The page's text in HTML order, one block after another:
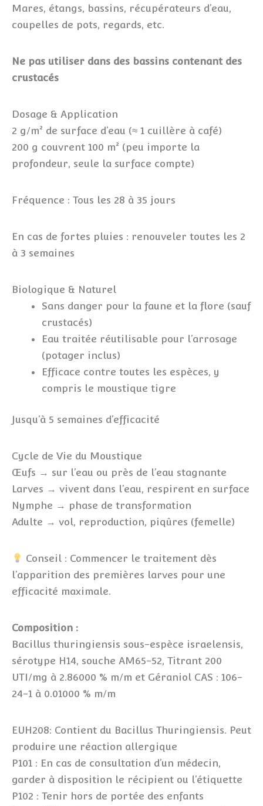
Mares, étangs, bassins, récupérateurs d’eau,
coupelles de pots, regards, etc.
Ne pas utiliser dans des bassins contenant des
crustacés
Dosage & Application
2 g/m² de surface d’eau (≈ 1 cuillère à café)
200 g couvrent 100 m² (peu importe la
profondeur, seule la surface compte)
Fréquence : Tous les 28 à 35 jours
En cas de fortes pluies : renouveler toutes les 2
à 3 semaines
Biologique & Naturel
Sans danger pour la faune et la flore (sauf
crustacés)
Eau traitée réutilisable pour l’arrosage
(potager inclus)
Efficace contre toutes les espèces, y
compris le moustique tigre
Jusqu’à 5 semaines d’efficacité
Cycle de Vie du Moustique
Œufs → sur l’eau ou près de l’eau stagnante
Larves → vivent dans l’eau, respirent en surface
Nymphe → phase de transformation
Adulte → vol, reproduction, piqûres (femelle)
Conseil : Commencer le traitement dès
l’apparition des premières larves pour une
efficacité maximale.
Composition :
Bacillus thuringiensis sous-espèce israelensis,
sérotype H14, souche AM65-52, Titrant 200
UTI/mg à 2.86000 % m/m et Géraniol CAS : 106-
24-1 à 0.01000 % m/m
EUH208: Contient du Bacillus Thuringiensis. Peut
produire une réaction allergique
P101 : En cas de consultation d’un médecin,
garder à disposition le récipient ou l’étiquette
P102 : Tenir hors de portée des enfants